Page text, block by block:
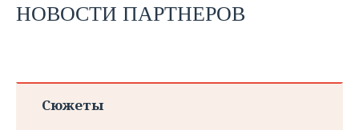
НОВОСТИ ПАРТНЕРОВ
Сюжеты